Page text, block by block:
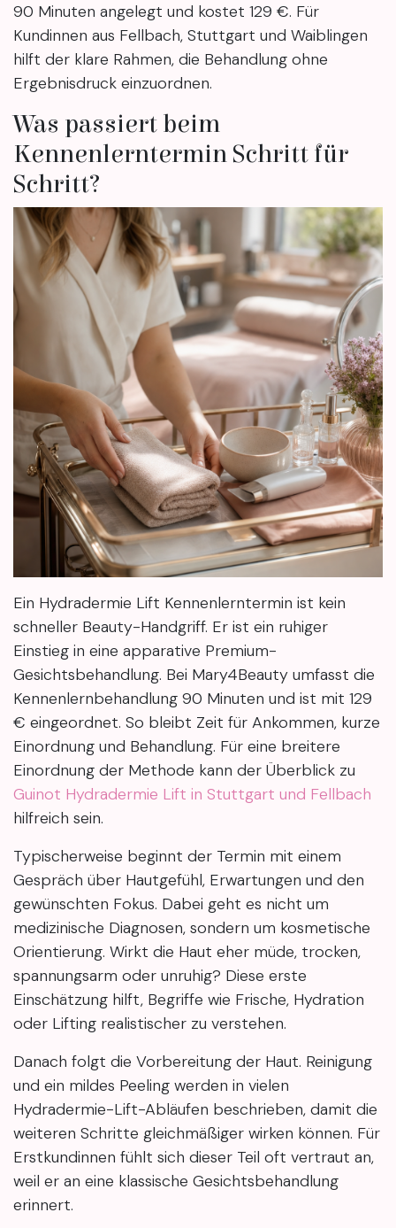
90 Minuten angelegt und kostet 129 €. Für
Kundinnen aus Fellbach, Stuttgart und Waiblingen
hilft der klare Rahmen, die Behandlung ohne
Ergebnisdruck einzuordnen.
Was passiert beim
Kennenlerntermin Schritt für
Schritt?
Ein Hydradermie Lift Kennenlerntermin ist kein
schneller Beauty-Handgriff. Er ist ein ruhiger
Einstieg in eine apparative Premium-
Gesichtsbehandlung. Bei Mary4Beauty umfasst die
Kennenlernbehandlung 90 Minuten und ist mit 129
€ eingeordnet. So bleibt Zeit für Ankommen, kurze
Einordnung und Behandlung. Für eine breitere
Einordnung der Methode kann der Überblick zu
Guinot Hydradermie Lift in Stuttgart und Fellbach
hilfreich sein.
Typischerweise beginnt der Termin mit einem
Gespräch über Hautgefühl, Erwartungen und den
gewünschten Fokus. Dabei geht es nicht um
medizinische Diagnosen, sondern um kosmetische
Orientierung. Wirkt die Haut eher müde, trocken,
spannungsarm oder unruhig? Diese erste
Einschätzung hilft, Begriffe wie Frische, Hydration
oder Lifting realistischer zu verstehen.
Danach folgt die Vorbereitung der Haut. Reinigung
und ein mildes Peeling werden in vielen
Hydradermie-Lift-Abläufen beschrieben, damit die
weiteren Schritte gleichmäßiger wirken können. Für
Erstkundinnen fühlt sich dieser Teil oft vertraut an,
weil er an eine klassische Gesichtsbehandlung
erinnert.